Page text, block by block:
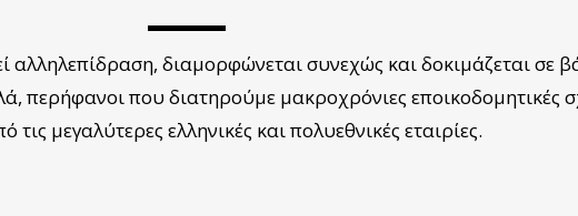
αλληλεπίδραση, διαμορφώνεται συνεχώς και δοκιμάζεται σε
περήφανοι που διατηρούμε μακροχρόνιες εποικοδομητικές
τις μεγαλύτερες ελληνικές και πολυεθνικές εταιρίες.